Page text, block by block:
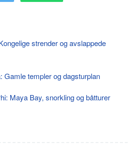
strender og avslappede
Gamle templer og dagsturplan
Maya Bay, snorkling og båtturer